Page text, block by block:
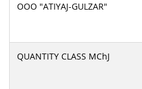
OOO "ATIYAJ-GULZAR"
QUANTITY CLASS MChJ